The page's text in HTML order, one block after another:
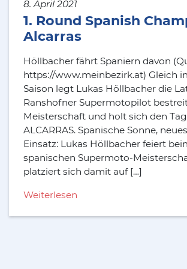
8. April 2021
1. Round Spanish
Alcarras
Höllbacher fährt Spaniern davon
https://www.meinbezirk.at) Gleich
Saison legt Lukas Höllbacher die
Ranshofner Supermotopilot
Meisterschaft und holt sich den
ALCARRAS. Spanische Sonne,
Einsatz: Lukas Höllbacher feiert
spanischen Supermoto-
platziert sich damit auf […]
Weiterlesen